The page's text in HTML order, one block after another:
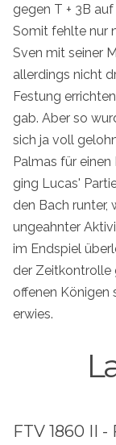
gegen T + 3B
Somit fehlte nur
Sven mit seiner
allerdings nicht
Festung
gab. Aber so
sich ja voll
Palmas für
ging Lucas'
den Bach runter,
ungeahnter
im Endspiel
der Zeitkontrolle
offenen Königen
erwies.
FTV 1860 II